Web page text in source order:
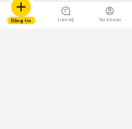
Đăng tin Liên hệ Tài khoản